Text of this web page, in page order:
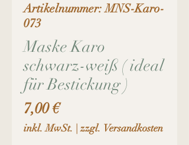
Artikelnummer: MNS-Karo-
073
Maske Karo
schwarz-weiß ( ideal
für Bestickung )
7,00 €Preis
inkl. MwSt. |zzgl. Versandkosten